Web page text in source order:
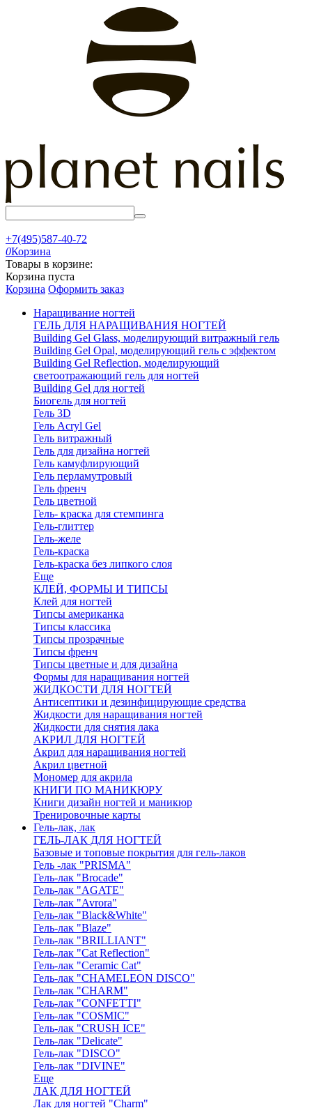
+7(495)587-40-72
0Корзина
Товары в корзине:
Корзина пуста
Корзина Оформить заказ
Наращивание ногтей
ГЕЛЬ ДЛЯ НАРАЩИВАНИЯ НОГТЕЙ
Building Gel Glass, моделирующий витражный гель
Building Gel Opal, моделирующий гель с эффектом
Building Gel Reflection, моделирующий
светоотражающий гель для ногтей
Building Gel для ногтей
Биогель для ногтей
Гель 3D
Гель Acryl Gel
Гель витражный
Гель для дизайна ногтей
Гель камуфлирующий
Гель перламутровый
Гель френч
Гель цветной
Гель- краска для стемпинга
Гель-глиттер
Гель-желе
Гель-краска
Гель-краска без липкого слоя
Еще
КЛЕЙ, ФОРМЫ И ТИПСЫ
Клей для ногтей
Типсы американка
Типсы классика
Типсы прозрачные
Типсы френч
Типсы цветные и для дизайна
Формы для наращивания ногтей
ЖИДКОСТИ ДЛЯ НОГТЕЙ
Антисептики и дезинфицирующие средства
Жидкости для наращивания ногтей
Жидкости для снятия лака
АКРИЛ ДЛЯ НОГТЕЙ
Акрил для наращивания ногтей
Акрил цветной
Мономер для акрила
КНИГИ ПО МАНИКЮРУ
Книги дизайн ногтей и маникюр
Тренировочные карты
Гель-лак, лак
ГЕЛЬ-ЛАК ДЛЯ НОГТЕЙ
Базовые и топовые покрытия для гель-лаков
Гель -лак "PRISMA"
Гель-лак "Brocade"
Гель-лак "AGATE"
Гель-лак "Avrora"
Гель-лак "Black&White"
Гель-лак "Blaze"
Гель-лак "BRILLIANT"
Гель-лак "Cat Reflection"
Гель-лак "Ceramic Cat"
Гель-лак "CHAMELEON DISCO"
Гель-лак "CHARM"
Гель-лак "CONFETTI"
Гель-лак "COSMIC"
Гель-лак "CRUSH ICE"
Гель-лак "Delicate"
Гель-лак "DISCO"
Гель-лак "DIVINE"
Еще
ЛАК ДЛЯ НОГТЕЙ
Лак для ногтей "Charm"